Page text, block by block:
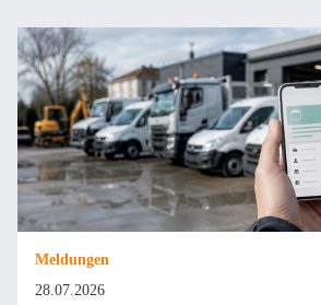
Meldungen
28.07.2026